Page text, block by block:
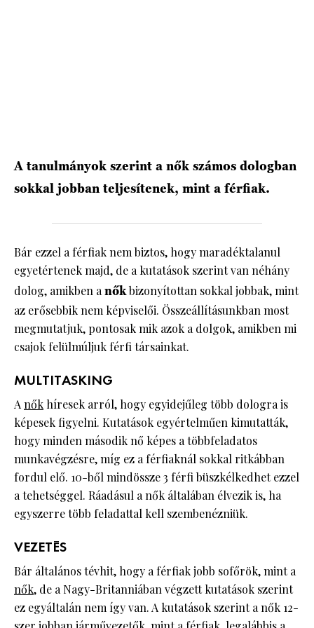
A tanulmányok szerint a nők számos dologban
sokkal jobban teljesítenek, mint a férfiak.
Bár ezzel a férfiak nem biztos, hogy maradéktalanul
egyetértenek majd, de a kutatások szerint van néhány
dolog, amikben anőkbizonyítottan sokkal jobbak, mint
az erősebbik nem képviselői. Összeállításunkban most
megmutatjuk, pontosak mik azok a dolgok, amikben mi
csajok felülmúljuk férfi társainkat.
MULTITASKING
Anők híresek arról, hogy egyidejűleg több dologra is
képesek figyelni. Kutatások egyértelműen kimutatták,
hogy minden második nő képes a többfeladatos
munkavégzésre, míg ez a férfiaknál sokkal ritkábban
fordul elő. 10-ből mindössze 3 férfi büszkélkedhet ezzel
a tehetséggel. Ráadásul a nők általában élvezik is, ha
egyszerre több feladattal kell szembenézniük.
VEZETÉS
Bár általános tévhit, hogy a férfiak jobb sofőrök, mint a
nők, de a Nagy-Britanniában végzett kutatások szerint
ez egyáltalán nem így van. A kutatások szerint a nők 12-